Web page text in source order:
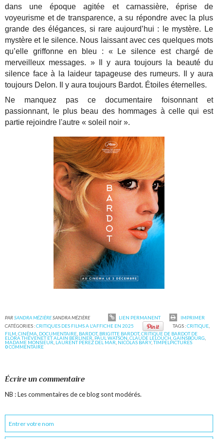
dans une époque agitée et carnassière, éprise de
voyeurisme et de transparence, a su répondre avec la plus
grande des élégances, si rare aujourd’hui : le mystère. Le
mystère et le silence. Nous laissant avec ces quelques mots
qu’elle griffonne en bleu : « Le silence est chargé de
merveilleux messages. » Il y aura toujours la beauté du
silence face à la laideur tapageuse des rumeurs. Il y aura
toujours Delon. Il y aura toujours Bardot. Étoiles éternelles.
Ne manquez pas ce documentaire foisonnant et
passionnant, le plus beau des hommages à celle qui est
partie rejoindre l'autre « soleil noir ».
PARSANDRA MÉZIÈRESANDRA MÉZIÈRE LIEN PERMANENT
IMPRIMER
CATÉGORIES :CRITIQUES DES FILMS A L'AFFICHE EN 2025 TAGS :CRITIQUE,
FILM ,CINÉMA DOCUMENTAIRE BARDOT, BRIGITTE BARDOT,CRITIQUE DE BARDOT DE
ELORA THÉVENET ET ALAIN BERLINER PAUL WATSON ,CLAUDE LELOUCH ,GAINSBOURG
MADAME MONSIEUR LAURENT PEREZ DEL MAR NICOLAS BARY,TIMPELPICTURES
0COMMENTAIRE
Écrire un commentaire
NB : Les commentaires de ce blog sont modérés.